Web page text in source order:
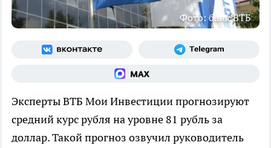
Фото: банк ВТБ
Эксперты ВТБ Мои Инвестиции прогнозируют
средний курс рубля на уровне 81 рубль за
доллар. Такой прогноз озвучил руководитель